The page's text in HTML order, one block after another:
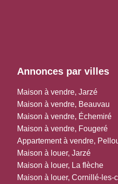
Annonces par villes
Maison à vendre, Jarzé
Maison à vendre, Beauvau
Maison à vendre, Échemiré
Maison à vendre, Fougeré
Appartement à vendre,
Maison à louer, Jarzé
Maison à louer, La flèche
Maison à louer, Cornillé-les-